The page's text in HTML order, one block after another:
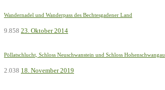
Wandernadel und Wanderpass des Bechtesgadener Land
9.858 23. Oktober 2014
Pöllatschlucht, Schloss Neuschwanstein und Schloss Hohenschwangau
2.038 18. November 2019